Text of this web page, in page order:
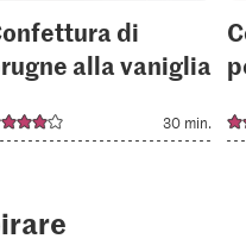
di
alla vaniglia
30 min.